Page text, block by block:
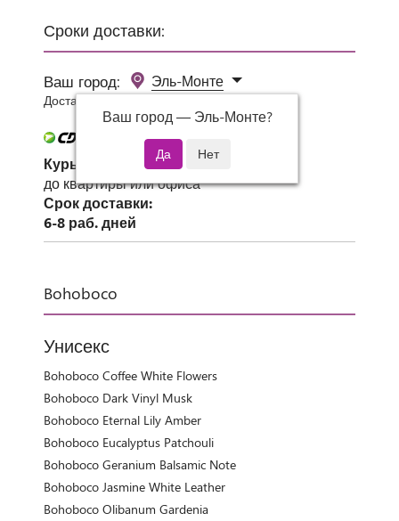
Сроки доставки:
Ваш город:
Эль-Монте
Ваш город — Эль-Монте?
Доставка 0 руб при заказе от 3000 руб.
Курьер СДЭК
до квартиры или офиса
Срок доставки:
6-8 раб. дней
Bohoboco
Унисекс
Bohoboco Coffee White Flowers
Bohoboco Dark Vinyl Musk
Bohoboco Eternal Lily Amber
Bohoboco Eucalyptus Patchouli
Bohoboco Geranium Balsamic Note
Bohoboco Jasmine White Leather
Bohoboco Olibanum Gardenia